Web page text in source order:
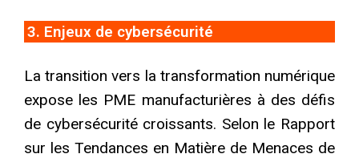
3. Enjeux de cybersécurité
La transition vers la transformation numérique
expose les PME manufacturières à des défis
de cybersécurité croissants. Selon le Rapport
sur les Tendances en Matière de Menaces de